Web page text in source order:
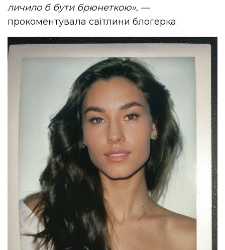
личило б бути брюнеткою», —
прокоментувала світлини блогерка.